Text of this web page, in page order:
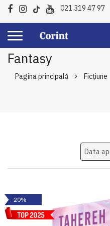
021 319 47 97
Fantasy
Pagina principală Ficțiune
-20%